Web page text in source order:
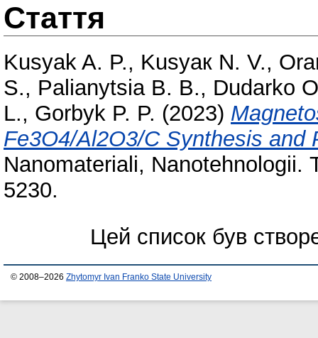
Стаття
Kusyak A. P., Kusyaк N. V.,
S., Palianytsia B. B., Dudarko
L., Gorbyk P. P. (2023)
Fe3O4/Al2O3/С Synthesis and
Nanomateriali,
5230.
Цей список був
© 2008–2026 Zhytomyr Ivan Franko State University